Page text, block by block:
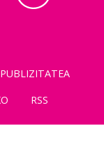
PUBLIZITATEA
RSS